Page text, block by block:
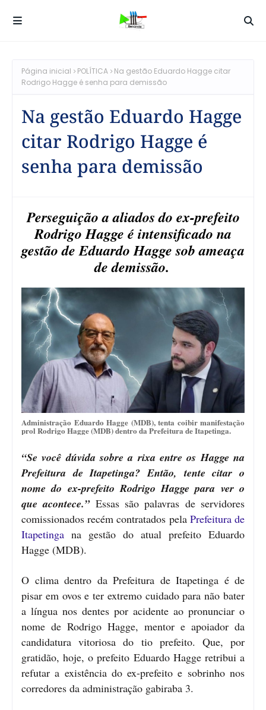
Página inicial POLÍTICA
Na gestão Eduardo Hagge citar
Rodrigo Hagge é senha para demissão
Na gestão Eduardo Hagge
citar Rodrigo Hagge é
senha para demissão
Perseguição a aliados do ex-prefeito
Rodrigo Hagge é intensificado na
gestão de Eduardo Hagge sob ameaça
de demissão.
Administração Eduardo Hagge (MDB), tenta coibir manifestação
prol Rodrigo Hagge (MDB) dentro da Prefeitura de Itapetinga.
“Se você dúvida sobre a rixa entre os Hagge na
Prefeitura de Itapetinga? Então, tente citar o
nome do ex-prefeito Rodrigo Hagge para ver o
que acontece.”Essas são palavras de servidores
comissionados recém contratados pela Prefeitura de
Itapetinga na gestão do atual prefeito Eduardo
Hagge (MDB).
O clima dentro da Prefeitura de Itapetinga é de
pisar em ovos e ter extremo cuidado para não bater
a língua nos dentes por acidente ao pronunciar o
nome de Rodrigo Hagge, mentor e apoiador da
candidatura vitoriosa do tio prefeito. Que, por
gratidão, hoje, o prefeito Eduardo Hagge retribui a
refutar a existência do ex-prefeito e sobrinho nos
corredores da administração gabiraba 3.